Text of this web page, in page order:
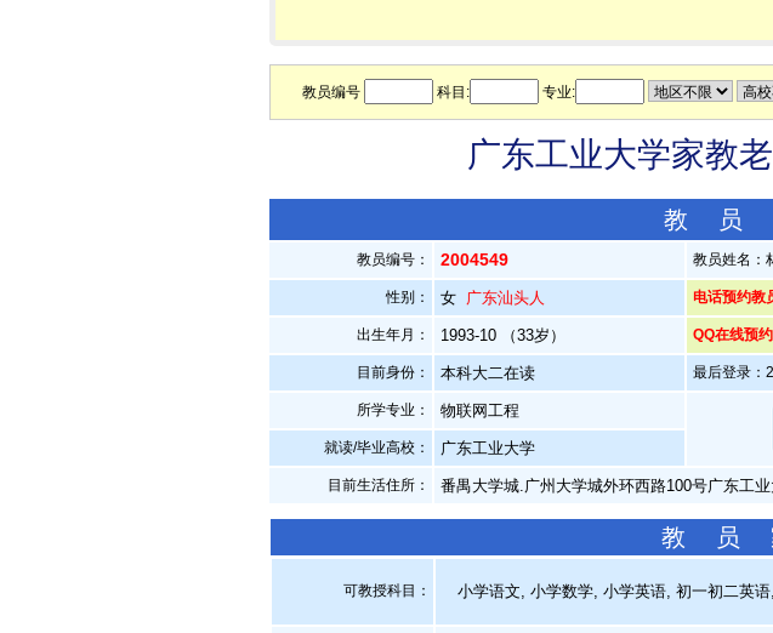
教员编号 科目: 专业:
广东工业大学家教
教 员
教员编号： 2004549 教员姓名：
性别： 女 广东汕头人 电话预约教
出生年月： 1993-10 （33岁） QQ在线预约
目前身份： 本科大二在读 最后登录：
所学专业： 物联网工程
就读/毕业高校： 广东工业大学
目前生活住所： 番禺大学城.广州大学城外环西路100号广东工
教 员
可教授科目： 小学语文, 小学数学, 小学英语, 初一初二英